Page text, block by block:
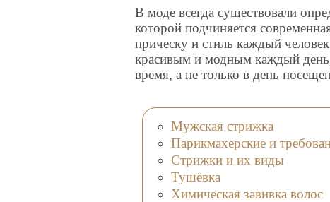
В моде всегда существовали
которой подчиняется
прическу и стиль каждый
красивым и модным каждый
время, а не только в день
Мужская стрижка
Парикмахерские и
Стрижки и их виды
Тушёвка
Химическая завивка волос